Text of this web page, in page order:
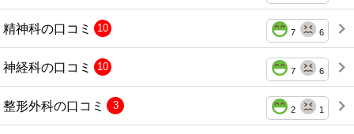
精神科の口コミ 7 6
10
神経科の口コミ 7 6
10
整形外科の口コミ 2 1
3